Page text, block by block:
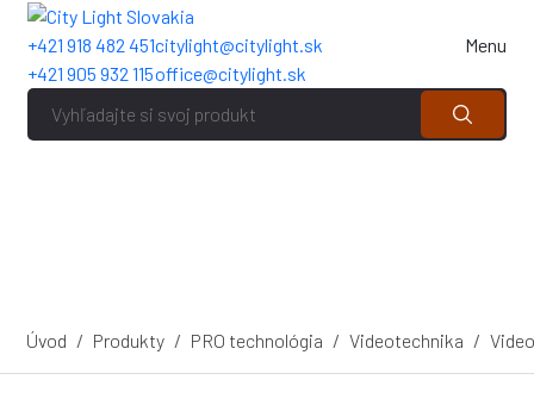
Menu
+421 918 482 451
+421 905 932 115
citylight@citylight.sk
office@citylight.sk
Úvod Produkty PRO technológia Videotechnika